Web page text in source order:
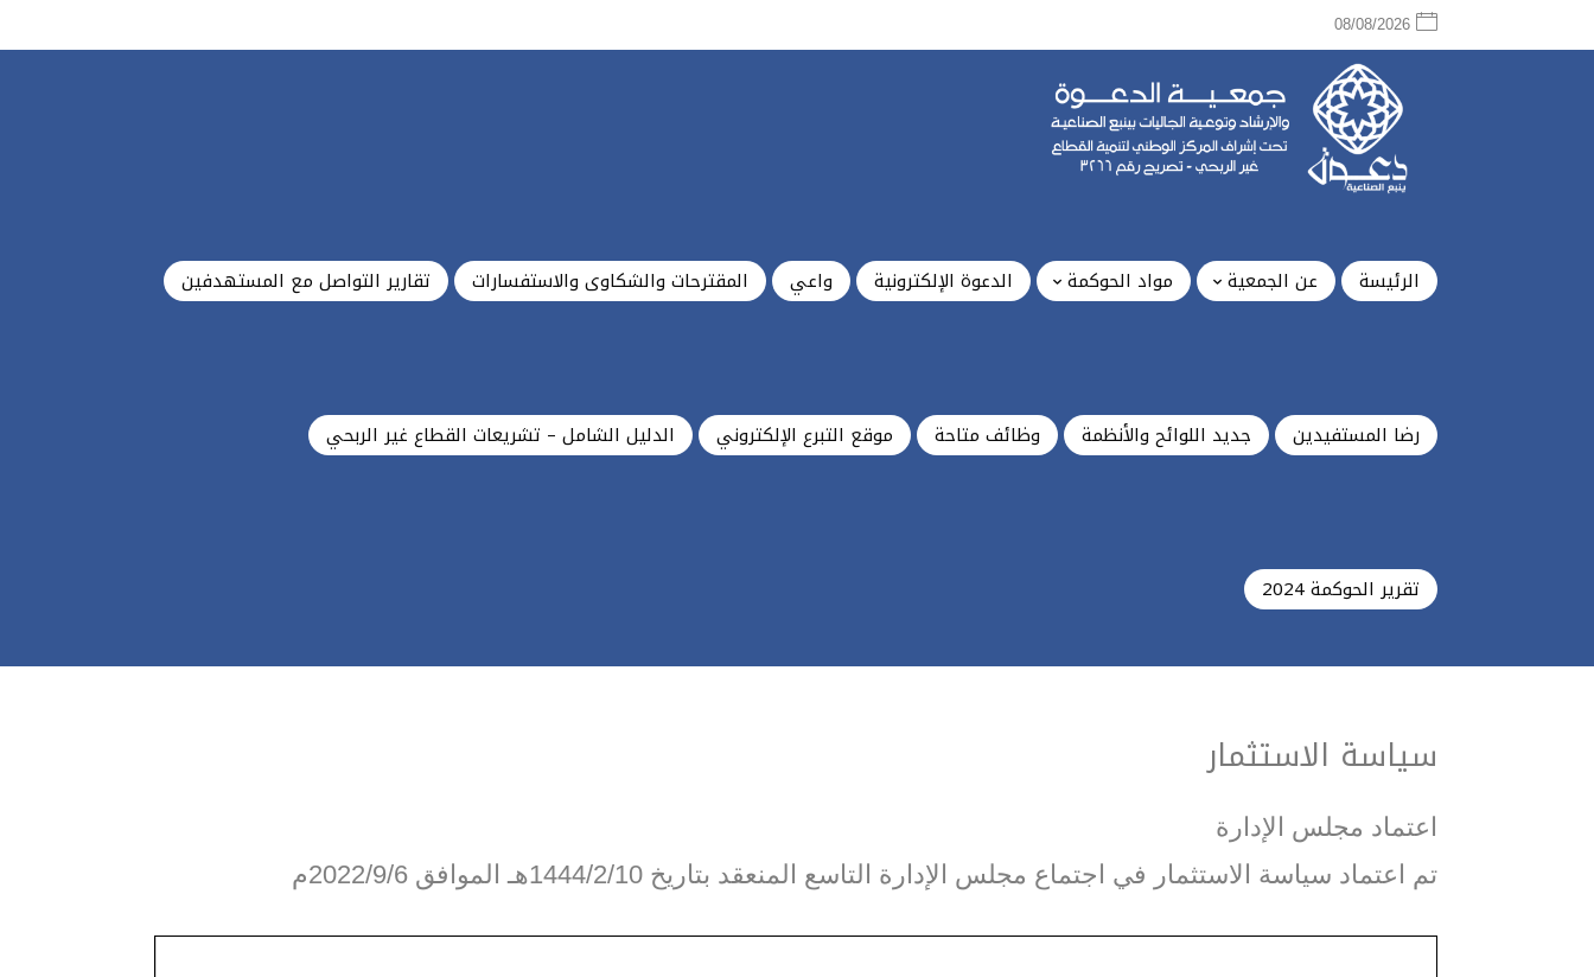
08/08/2026
الرئيسة عن الجمعية مواد الحوكمة الدعوة الإلكترونية واعي المقترحات والشكاوى والاستفسارات تقارير التواصل مع المستهدفين
رضا المستفيدين جديد اللوائح والأنظمة وظائف متاحة موقع التبرع الإلكتروني الدليل الشامل – تشريعات القطاع غير الربحي
تقرير الحوكمة 2024
سياسة الاستثمار
اعتماد مجلس الإدارة
تم اعتماد سياسة الاستثمار في اجتماع مجلس الإدارة التاسع المنعقد بتاريخ 1444/2/10هـ الموافق 2022/9/6م